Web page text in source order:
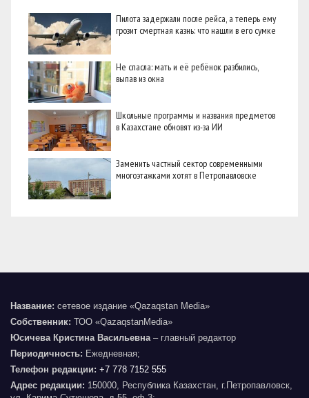
Пилота задержали после рейса, а теперь ему
грозит смертная казнь: что нашли в его сумке
Не спасла: мать и её ребёнок разбились,
выпав из окна
Школьные программы и названия предметов
в Казахстане обновят из-за ИИ
Заменить частный сектор современными
многоэтажками хотят в Петропавловске
Название: сетевое издание «Qazaqstan Media»
Собственник: ТОО «QazaqstanMedia»
Юсичева Кристина Васильевна– главный редактор
Периодичность: Ежедневная;
Телефон редакции: +7 778 7152 555
Адрес редакции: 150000, Республика Казахстан, г.Петропавловск,